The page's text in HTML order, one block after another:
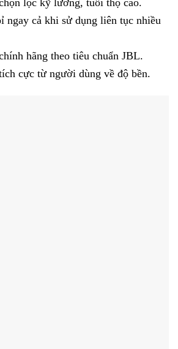
ngay cả khi sử dụng liên tục nhiều
hãng theo tiêu chuẩn JBL.
cực từ người dùng về độ bền.